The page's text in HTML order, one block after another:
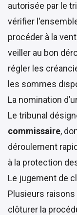
autorisée par le
vérifier
procéder à la
veiller au bon
régler les
les sommes
La nomination
Le tribunal
commissaire,
déroulement
à la protection
Le jugement de
Plusieurs
clôturer la